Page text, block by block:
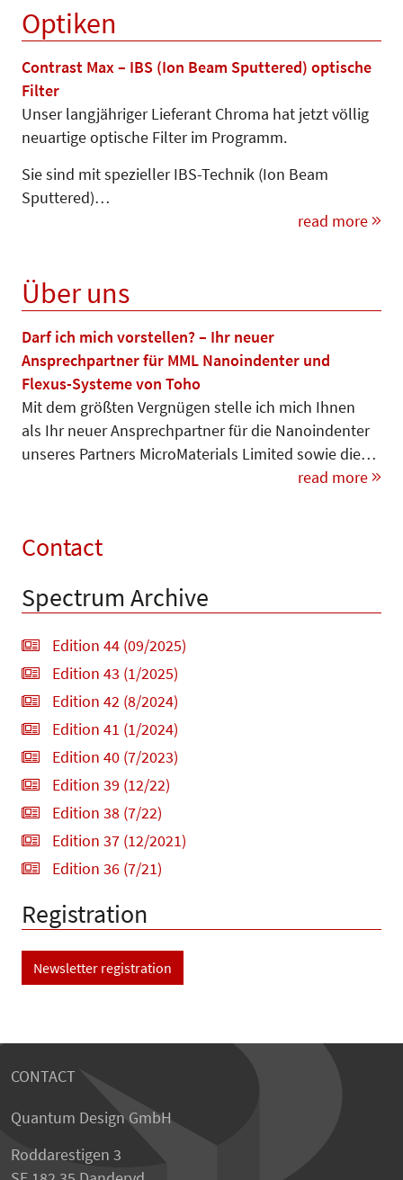
Optiken
Contrast Max – IBS (Ion Beam Sputtered) optische
Filter
Unser langjähriger Lieferant Chroma hat jetzt völlig
neuartige optische Filter im Programm.
Sie sind mit spezieller IBS-Technik (Ion Beam
Sputtered)…
read more
Über uns
Darf ich mich vorstellen? – Ihr neuer
Ansprechpartner für MML Nanoindenter und
Flexus-Systeme von Toho
Mit dem größten Vergnügen stelle ich mich Ihnen
als Ihr neuer An­sprechpartner für die Nanoindenter
unseres Partners MicroMaterials Limited sowie die…
read more
Contact
Spectrum Archive
Edition 44 (09/2025)
Edition 43 (1/2025)
Edition 42 (8/2024)
Edition 41 (1/2024)
Edition 40 (7/2023)
Edition 39 (12/22)
Edition 38 (7/22)
Edition 37 (12/2021)
Edition 36 (7/21)
Registration
Newsletter registration
CONTACT
Quantum Design GmbH
Roddarestigen 3